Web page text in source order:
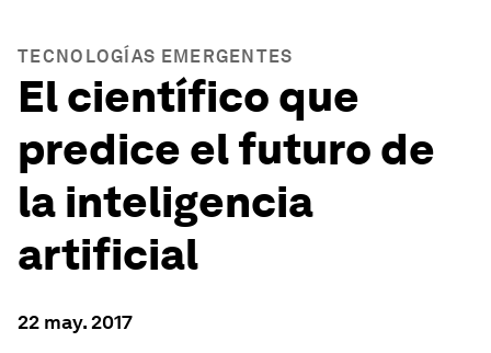
TECNOLOGÍAS EMERGENTES
El científico que
predice el futuro de
la inteligencia
artificial
22 may. 2017